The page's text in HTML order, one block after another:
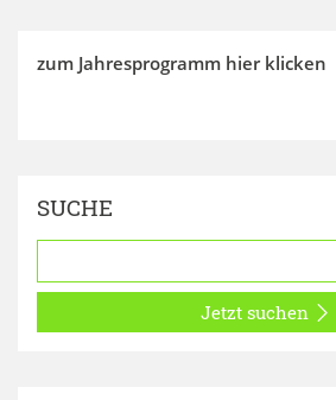
zum Jahresprogramm hier klicken
SUCHE
Jetzt suchen